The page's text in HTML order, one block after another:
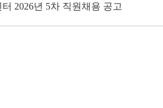
2026년 5차 직원채용 공고